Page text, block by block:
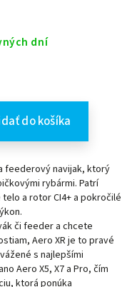
dní
do košíka
feederový navijak, ktorý
rybármi. Patrí
a rotor CI4+ a pokročilé
či feeder a chcete
Aero XR je to pravé
s najlepšími
Aero X5, X7 a Pro, čím
ktorá ponúka